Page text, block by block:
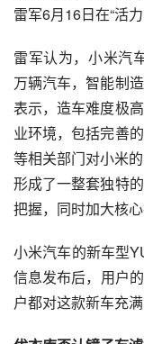
雷军6月16日在“活
雷军认为，小米汽
万辆汽车，智能制
表示，造车难度极
业环境，包括完善
等相关部门对小米
形成了一整套独特
把握，同时加大核心
小米汽车的新车型
信息发布后，用户
户都对这款新车充